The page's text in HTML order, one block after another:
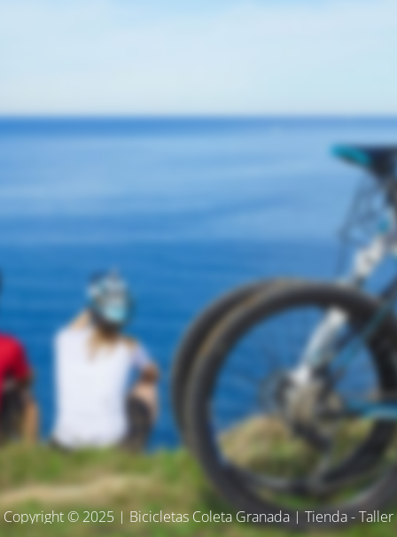
Copyright © 2025 | Bicicletas Coleta Granada | Tienda - Taller